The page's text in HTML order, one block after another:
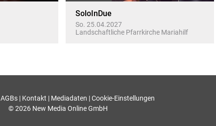
SoloInDue
So. 25.04.2027
Landschaftliche Pfarrkirche Mariahilf
AGBs| Kontakt | Mediadaten |Cookie-Einstellungen
© 2026 New Media Online GmbH